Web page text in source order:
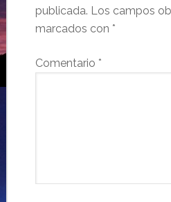
publicada. Los campos
marcados con *
Comentario *